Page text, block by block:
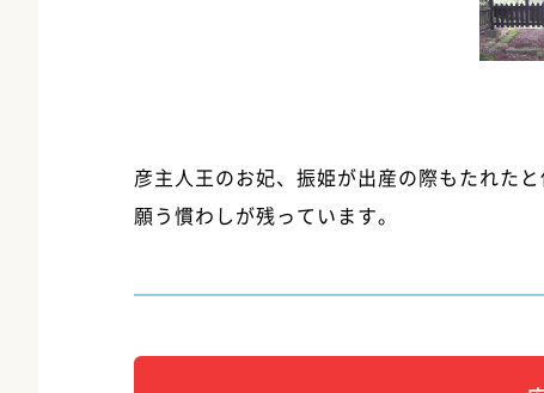
彦主人王のお妃、振姫が出産の際もたれた
願う慣わしが残っています。